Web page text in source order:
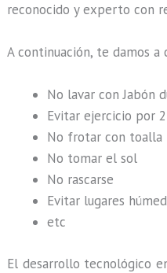
reconocido y experto con
A continuación, te damos a
No lavar con Jabón
Evitar ejercicio por
No frotar con toalla
No tomar el sol
No rascarse
Evitar lugares
etc
El desarrollo tecnológico